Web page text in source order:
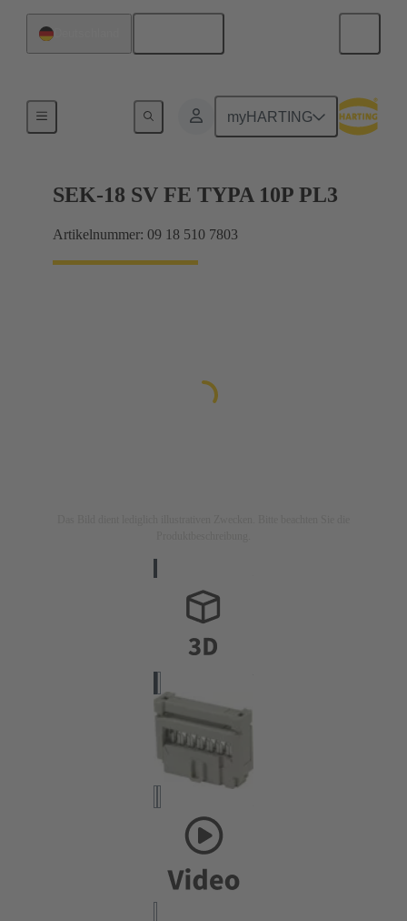
myHARTING
Kabelsteckverbinder und Kabelkonfektionen
SEK-18 SV FE TYPA 10P PL3
Artikelnummer: 09 18 510 7803